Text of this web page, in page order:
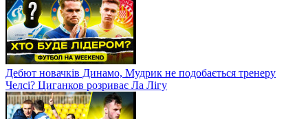
Дебют новачків Динамо, Мудрик не подобається тренеру
Челсі? Циганков розриває Ла Лігу